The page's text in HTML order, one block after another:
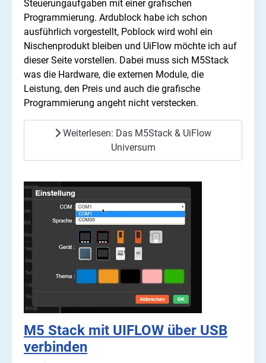
Steuerungaufgaben mit einer grafischen
Programmierung. Ardublock habe ich schon
ausführlich vorgestellt, Poblock wird wohl ein
Nischenprodukt bleiben und UiFlow möchte ich auf
dieser Seite vorstellen. Dabei muss sich M5Stack
was die Hardware, die externen Module, die
Leistung, den Preis und auch die grafische
Programmierung angeht nicht verstecken.
Weiterlesen: Das M5Stack & UiFlow
Universum
M5 Stack mit UIFLOW über USB
verbinden